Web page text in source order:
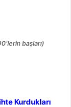
başları)
Kurdukları